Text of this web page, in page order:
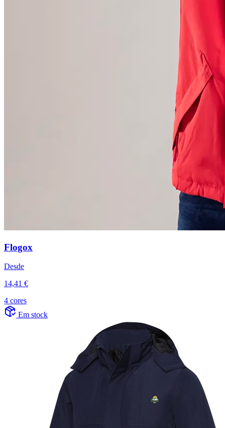
Flogox
Desde
14,41 €
4 cores
Em stock